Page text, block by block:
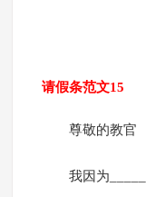
请假条范文15
尊敬的教官
我因为